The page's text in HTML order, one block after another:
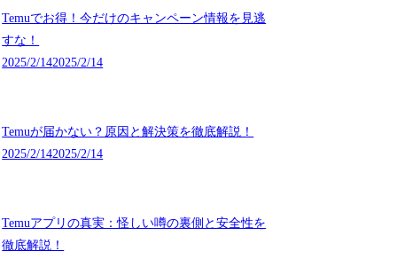
Temuでお得！今だけのキャンペーン情報を見逃
すな！
2025/2/142025/2/14
Temuが届かない？原因と解決策を徹底解説！
2025/2/142025/2/14
Temuアプリの真実：怪しい噂の裏側と安全性を
徹底解説！